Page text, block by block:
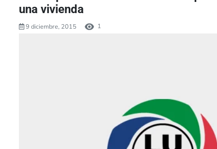
una vivienda
9 diciembre, 2015 1